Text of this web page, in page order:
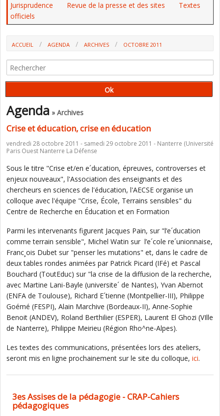
Jurisprudence
Revue de la presse et des sites
Textes
officiels
ACCUEIL AGENDA ARCHIVES OCTOBRE 2011
Agenda » Archives
Crise et éducation, crise en éducation
vendredi 28 octobre 2011 - samedi 29 octobre 2011 - Nanterre (Université
Paris Ouest Nanterre La Défense
Sous le titre "Crise et/en e´ducation, épreuves, controverses et
enjeux nouveaux", l'Association des enseignants et des
chercheurs en sciences de l'éducation, l'AECSE organise un
colloque avec l'équipe "Crise, École, Terrains sensibles" du
Centre de Recherche en Éducation et en Formation
Parmi les intervenants figurent Jacques Pain, sur "l’e´ducation
comme terrain sensible", Michel Watin sur l’e´cole re´unionnaise,
Franc¸ois Dubet sur "penser les mutations" et, dans le cadre de
deux tables rondes animées par Patrick Picard (IFé) et Pascal
Bouchard (ToutEduc) sur "la crise de la diffusion de la recherche,
avec Martine Lani-Bayle (universite´ de Nantes), Yvan Abernot
(ENFA de Toulouse), Richard E´tienne (Montpellier-III), Philippe
Goémé (FESPI), Alain Marchive (Bordeaux-II), Anne-Sophie
Benoit (ANDEV), Roland Berthilier (ESPER), Laurent El Ghozi (VIlle
de Nanterre), Philippe Meirieu (Région Rho^ne-Alpes).
Les textes des communications, présentées lors des ateliers,
seront mis en ligne prochainement sur le site du colloque, ici.
3es Assises de la pédagogie - CRAP-Cahiers
pédagogiques